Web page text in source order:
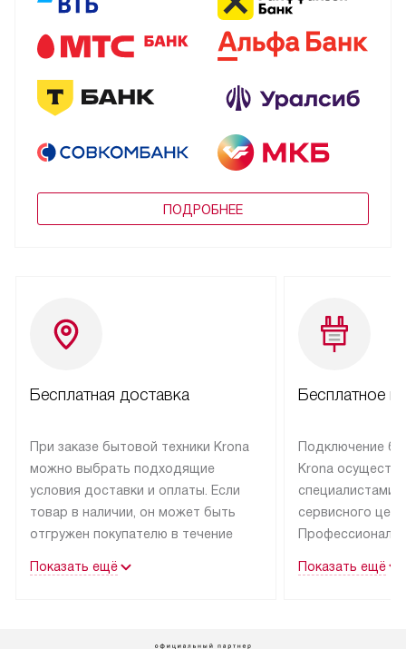
ПОДРОБНЕЕ
Бесплатная доставка
При заказе бытовой техники Krona
можно выбрать подходящие
условия доставки и оплаты. Если
товар в наличии, он может быть
отгружен покупателю в течение
Показать ещё
Бесплатное
Подключение
Krona
специалистами
сервисного
эксплуатации
Показать ещё